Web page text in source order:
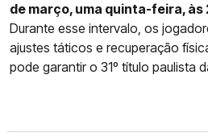
de março, uma quinta-feira, às
Durante esse intervalo, os
ajustes táticos e recuperação
pode garantir o 31º título paulista